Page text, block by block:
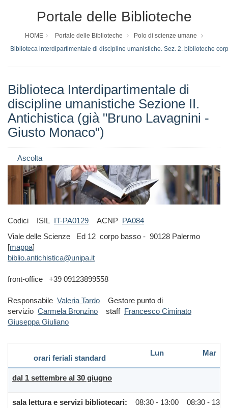
Portale delle Biblioteche
HOME Portale delle Biblioteche
Polo di scienze umane
Biblioteca interdipartimentale di discipline umanistiche. Sez. 2. biblioteche
Biblioteca Interdipartimentale di
discipline umanistiche Sezione II.
Antichistica (già "Bruno Lavagnini -
Giusto Monaco")
Ascolta
Codici ISIL IT-PA0129 ACNP PA084
Viale delle Scienze Ed 12 corpo basso - 90128 Palermo
[mappa]
biblio.antichistica@unipa.it
front-office +39 09123899558
Responsabile Valeria Tardo
Gestore punto di
servizio Carmela Bronzino staff Francesco Ciminato
Giuseppa Giuliano
orari feriali standard
Lun Mar
dal 1 settembre al 30 giugno
sala lettura e servizi bibliotecari:
08:30 - 13:00
08:30 -